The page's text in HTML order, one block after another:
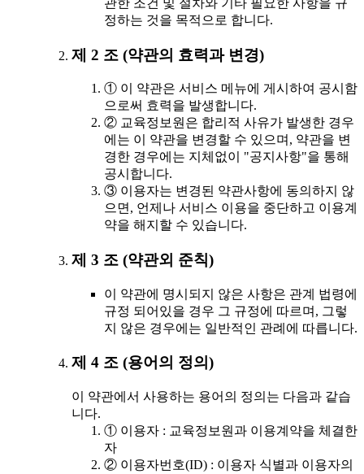
정하는 것을 목적으로 합니다.
제 2 조 (약관의 효력과 변경)
① 이 약관은 서비스 메뉴에 게시하여 공시함
으로써 효력을 발생합니다.
② 교육정보원은 합리적 사유가 발생한 경우
에는 이 약관을 변경할 수 있으며, 약관을 변
경한 경우에는 지체없이 "공지사항"을 통해
공시합니다.
③ 이용자는 변경된 약관사항에 동의하지 않
으면, 언제나 서비스 이용을 중단하고 이용계
약을 해지할 수 있습니다.
제 3 조 (약관외 준칙)
이 약관에 명시되지 않은 사항은 관계 법령에
규정 되어있을 경우 그 규정에 따르며, 그렇
지 않은 경우에는 일반적인 관례에 따릅니다.
제 4 조 (용어의 정의)
이 약관에서 사용하는 용어의 정의는 다음과 같습
니다.
① 이용자 : 교육정보원과 이용계약을 체결한
자
② 이용자번호(ID) : 이용자 식별과 이용자의